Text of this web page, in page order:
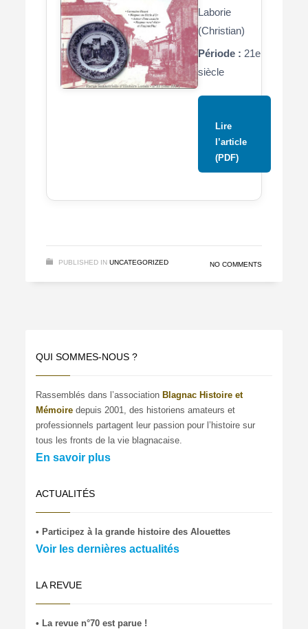
Laborie
(Christian)
Période : 21e
siècle
Lire
l’article
(PDF)
PUBLISHED IN UNCATEGORIZED NO COMMENTS
QUI SOMMES-NOUS ?
Rassemblés dans l’associationBlagnac Histoire et
Mémoire depuis 2001, des historiens amateurs et
professionnels partagent leur passion pour l’histoire sur
tous les fronts de la vie blagnacaise.
En savoir plus
ACTUALITÉS
• Participez à la grande histoire des Alouettes
Voir les dernières actualités
LA REVUE
• La revue n°70 est parue !